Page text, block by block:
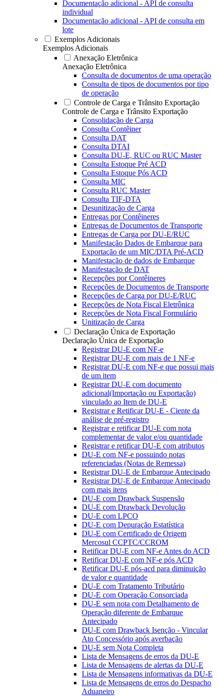
Documentação adicional - API de consulta
individual
Documentação adicional - API de consulta em
lote
Exemplos Adicionais
Exemplos Adicionais
Anexação Eletrônica
Anexação Eletrônica
Consulta de documentos de uma operação
Consulta de tipos de documentos por tipo
de operação
Controle de Carga e Trânsito Exportação
Controle de Carga e Trânsito Exportação
Consolidação de Carga
Consulta Contêiner
Consulta DAT
Consulta DTAI
Consulta DU-E, RUC ou RUC Master
Consulta Estoque Pré ACD
Consulta Estoque Pós ACD
Consulta MIC
Consulta RUC Master
Consulta TIF-DTA
Desunitização de Carga
Entregas por Contêineres
Entregas de Documentos de Transporte
Entregas de Carga por DU-E/RUC
Manifestação Dados de Embarque para
Exportação de um MIC/DTA Pré-ACD
Manifestação de dados de Embarque
Manifestação de DAT
Recepções por Contêineres
Recepções de Documentos de Transporte
Recepções de Carga por DU-E/RUC
Recepções de Nota Fiscal Eletrônica
Recepções de Nota Fiscal Formulário
Unitização de Carga
Declaração Única de Exportação
Declaração Única de Exportação
Registrar DU-E com NF-e
Registrar DU-E com mais de 1 NF-e
Registrar DU-E com NF-e que possui mais
de um item
Registrar DU-E com documento
adicional(Importação ou Exportação)
vinculado ao Item de DU-E
Registrar e Retificar DU-E - Ciente da
análise de pré-registro
Registrar e retificar DU-E com nota
complementar de valor e/ou quantidade
Registrar e retificar DU-E com atributos
DU-E com NF-e possuindo notas
referenciadas (Notas de Remessa)
Registrar DU-E de Embarque Antecipado
Registrar DU-E de Embarque Antecipado
com mais itens
DU-E com Drawback Suspensão
DU-E com Drawback Devolução
DU-E com LPCO
DU-E com Depuração Estatística
DU-E com Certificado de Origem
Mercosul CCPTC/CCROM
Retificar DU-E com NF-e Antes do ACD
Retificar DU-E com NF-e pós ACD
Retificar DU-E pós-acd para diminuição
de valor e quantidade
DU-E com Tratamento Tributário
DU-E com Operação Consorciada
DU-E sem nota com Detalhamento de
Operação diferente de Embarque
Antecipado
DU-E com Drawback Isenção - Vincular
Ato Concessório após averbação
DU-E sem Nota Completa
Lista de Mensagens de erros da DU-E
Lista de Mensagens de alertas da DU-E
Lista de Mensagens informativas da DU-E
Lista de Mensagens de erros do Despacho
Aduaneiro